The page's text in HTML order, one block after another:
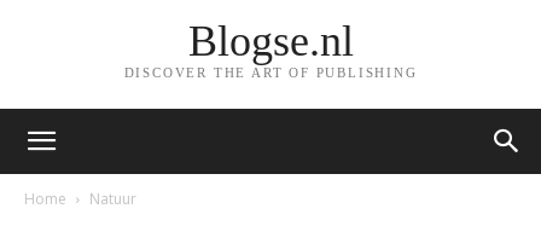
Blogse.nl
DISCOVER THE ART OF PUBLISHING
Home Natuur